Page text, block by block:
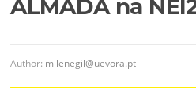
ALMADA na
Author: milenegil@uevora.pt